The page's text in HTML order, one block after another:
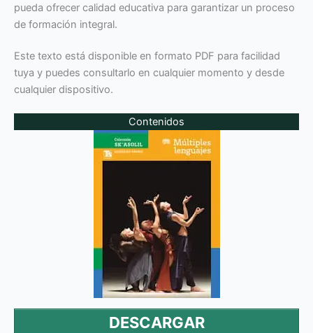
pueda ofrecer calidad educativa para garantizar un proceso
de formación integral.
Este texto está disponible en formato PDF para facilidad
tuya y puedes consultarlo en cualquier momento y desde
cualquier dispositivo.
Contenidos
DESCARGAR